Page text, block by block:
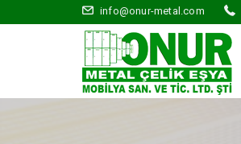
info@onur-metal.com